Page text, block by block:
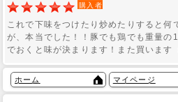
購入者
これで下味をつけたり炒めたりすると何
が、本当でした！！豚でも鶏でも重量の
でおくと味が決まります！また買います
ホーム マイページ